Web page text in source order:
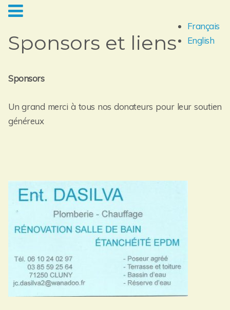
Français
English
Sponsors et liens
Sponsors
Un grand merci à tous nos donateurs pour leur soutien
généreux